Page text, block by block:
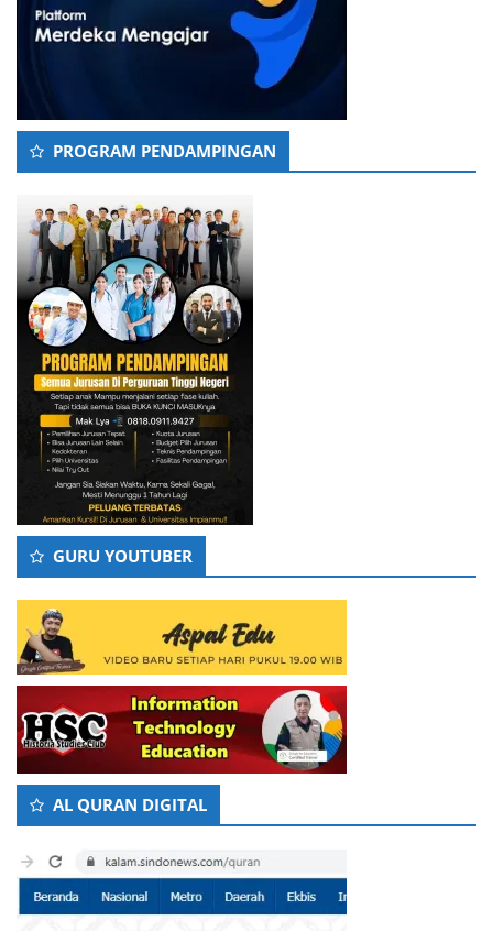
PROGRAM PENDAMPINGAN
GURU YOUTUBER
AL QURAN DIGITAL